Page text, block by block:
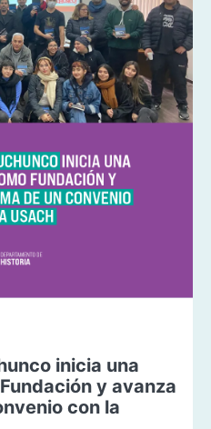
inicia una
y avanza
con la